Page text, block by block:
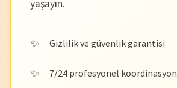
yaşayın.
Gizlilik ve güvenlik garantisi
7/24 profesyonel koordinasyon